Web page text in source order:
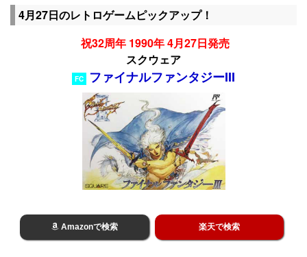
4月27日のレトロゲームピックアップ！
祝32周年 1990年 4月27日発売
スクウェア
FC ファイナルファンタジーIII
Amazonで検索 楽天で検索